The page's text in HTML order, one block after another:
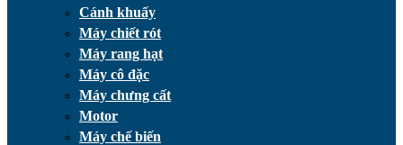
Cánh khuấy
Máy chiết rót
Máy rang hạt
Máy cô đặc
Máy chưng cất
Motor
Máy chế biến